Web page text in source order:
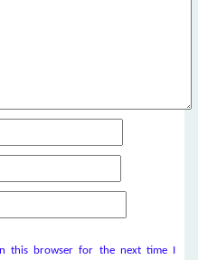
this browser for the next time I